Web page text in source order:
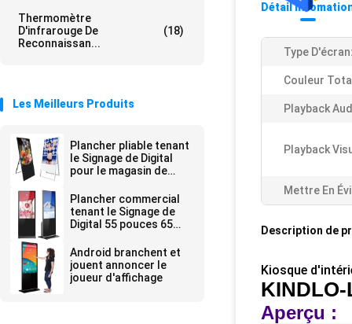
Thermomètre
D'infrarouge De
Reconnaissan...
(18)
Les Meilleurs Produits
Plancher pliable tenant
le Signage de Digital
pour le magasin de
Plancher commercial
tenant le Signage de
Digital 55 pouces 65
Android branchent et
jouent annoncer le
joueur d'affichage
Détail
Type
Couleur
Playback
Playback
Mettre En
Description de
Kiosque
KINDLO-
Aperçu :